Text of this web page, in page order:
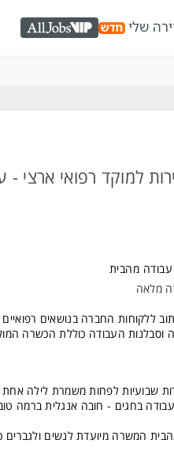
שלי AllJobs VIP
למוקד רפואי ארצי -
עבודה מהבית
מלאה
ללקוחות החברה בנושאים
ל4 משמרות שבועיות לפחות משמרת
בחגים - חובה אנגלית ברמה
המשרה מיועדת לנשים ולגברים